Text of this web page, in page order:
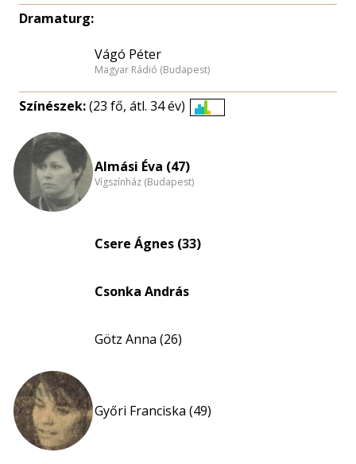
Dramaturg:
Vágó Péter
Magyar Rádió (Budapest)
Színészek:(23 fő, átl. 34 év)
Almási Éva (47)
Vígszínház (Budapest)
Csere Ágnes (33)
Csonka András
Götz Anna (26)
Győri Franciska (49)